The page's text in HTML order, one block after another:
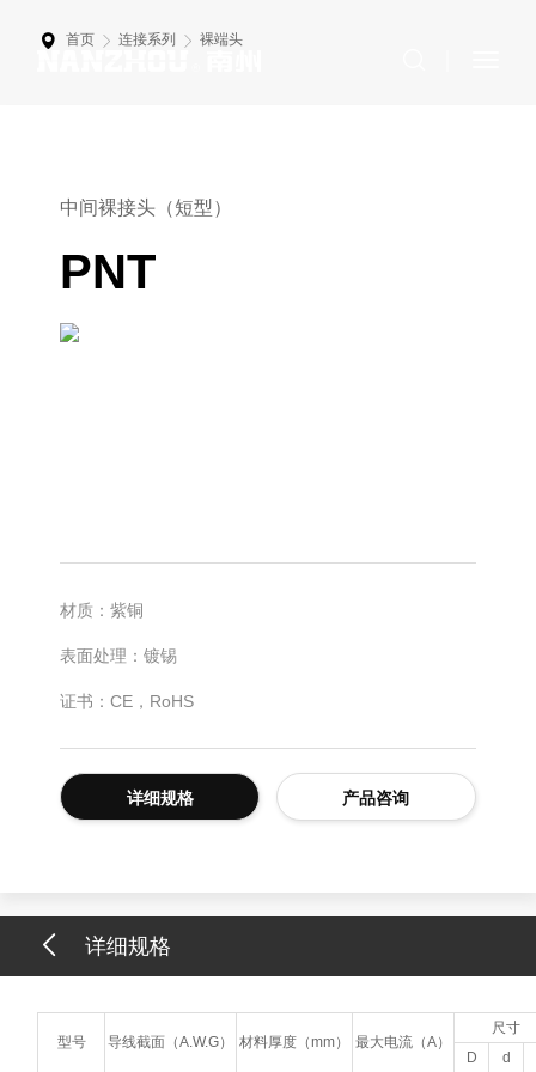
首页 连接系列 裸端头
中间裸接头（短型）
PNT
材质：紫铜
表面处理：镀锡
证书：CE，RoHS
详细规格 产品咨询
详细规格
型号 导线截面（A.W.G） 材料厚度（mm） 最大电流（A）
尺寸
D
d